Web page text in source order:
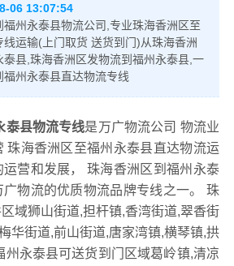
06 13:07:54
州永泰县物流公司,专业珠海香洲区至
运输(上门取货 送货到门)从珠海香洲
泰县,珠海香洲区发物流到福州永泰县,一
州永泰县直达物流专线
泰县物流专线是万广物流公司 物流业
珠海香洲区至福州永泰县直达物流运
营和发展， 珠海香洲区到福州永泰
物流的优质物流品牌专线之一。 珠
域狮山街道,担杆镇,香湾街道,翠香街
华街道,前山街道,唐家湾镇,横琴镇,拱
州永泰县可送货到门区域葛岭镇,清凉